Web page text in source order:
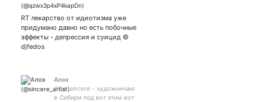
81гг. Влияю на мир время
чемпионаты мира
президентов выборы.
Потомки русских царей.
RT лекарство от идиотизма уже
придумано давно но есть побочные
эффекты - депрессия и суицид ©
djfedos
Алоэ
Aloe_sincere - художничаю
в Сибири под вот этим вот